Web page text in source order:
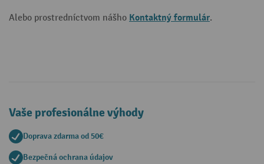
Alebo prostredníctvom nášho Kontaktný formulár.
Vaše profesionálne výhody
Doprava zdarma od 50€
Bezpečná ochrana údajov